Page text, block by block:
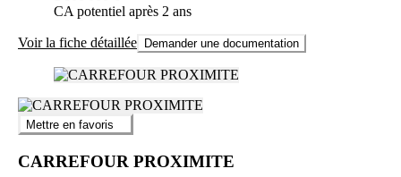
CA potentiel après 2 ans
Voir la fiche détaillée Demander une documentation
Mettre en favoris
CARREFOUR PROXIMITE